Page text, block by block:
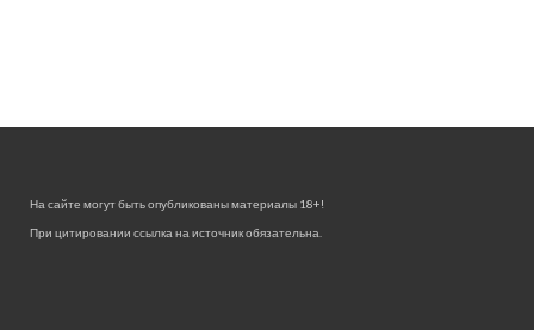
На сайте могут быть опубликованы материалы 18+!
При цитировании ссылка на источник обязательна.